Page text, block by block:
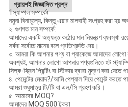
প্রায়শই জিজ্ঞাসিত প্রশ্ন
1স্যাম্পল সম্পর্কেঃ
নমুনা বিনামূল্যে, কিন্তু এয়ার মালবাহী সংগ্রহ করা
২. গুণগত মান সম্পর্কে:
আমাদের একটি অত্যন্ত কঠোর মান নিয়ন্ত্রণ ব্যবস্থা
সর্বদা সর্বোচ্চ মানের বলে প্রতিশ্রুতি দেয়।
৩. আমরা কি আপনার পণ্য বা প্যাকেজে আমাদের লোগো
অবশ্যই, আপনার লোগো আপনার পণ্যগুলিতে হট
সিল্ক-স্ক্রিন প্রিন্টিং বা স্টিকার দ্বারা মুদ্রণ করা যেতে
৪. পেমেন্টের মেয়াদ?/আমি পেপ্যাল দিয়ে পেমেন্ট করতে
আমরা শুধুমাত্র টি/টি বা এল/সি গ্রহণ করি।
৫. আমাদের MOQ?
আমাদের MOQ 500 টুকরা